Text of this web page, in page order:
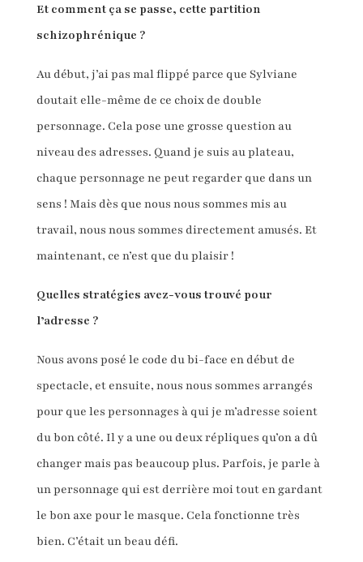
Et comment ça se passe, cette partition
schizophrénique ?
Au début, j’ai pas mal flippé parce que Sylviane
doutait elle-même de ce choix de double
personnage. Cela pose une grosse question au
niveau des adresses. Quand je suis au plateau,
chaque personnage ne peut regarder que dans un
sens ! Mais dès que nous nous sommes mis au
travail, nous nous sommes directement amusés. Et
maintenant, ce n’est que du plaisir !
Quelles stratégies avez-vous trouvé pour
l’adresse ?
Nous avons posé le code du bi-face en début de
spectacle, et ensuite, nous nous sommes arrangés
pour que les personnages à qui je m’adresse soient
du bon côté. Il y a une ou deux répliques qu’on a dû
changer mais pas beaucoup plus. Parfois, je parle à
un personnage qui est derrière moi tout en gardant
le bon axe pour le masque. Cela fonctionne très
bien. C’était un beau défi.